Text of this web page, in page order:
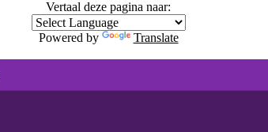
Vertaal deze pagina naar:
Powered by Translate